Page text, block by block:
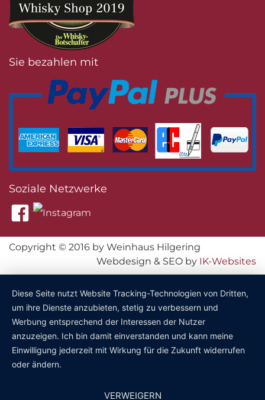
Sie bezahlen mit
Soziale Netzwerke
Copyright © 2016 by Weinhaus Hilgering
Webdesign & SEO by IK-Websites
Diese Seite nutzt Website Tracking-Technologien von Dritten,
um ihre Dienste anzubieten, stetig zu verbessern und
Werbung entsprechend der Interessen der Nutzer
anzuzeigen. Ich bin damit einverstanden und kann meine
Einwilligung jederzeit mit Wirkung für die Zukunft widerrufen
oder ändern.
VERWEIGERN